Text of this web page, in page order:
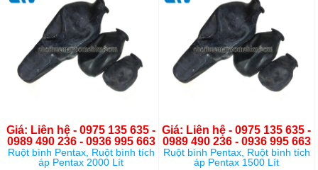
Giá: Liên hệ - 0975 135 635 -
0989 490 236 - 0936 995 663
Ruột bình Pentax, Ruột bình tích
áp Pentax 2000 Lít
Giá: Liên hệ - 0975 135 635 -
0989 490 236 - 0936 995 663
Ruột bình Pentax, Ruột bình tích
áp Pentax 1500 Lít